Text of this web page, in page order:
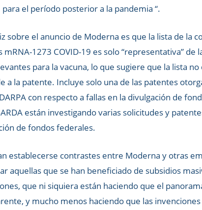
el período posterior a la pandemia “.
sobre el anuncio de Moderna es que la lista de la
mRNA-1273 COVID-19 es solo “representativa” de
para la vacuna, lo que sugiere que la lista
a la patente. Incluye solo una de las patentes
con respecto a fallas en la divulgación de
están investigando varias solicitudes y
de fondos federales.
establecerse contrastes entre Moderna y otras
aquellas que se han beneficiado de subsidios
que ni siquiera están haciendo que el
y mucho menos haciendo que las